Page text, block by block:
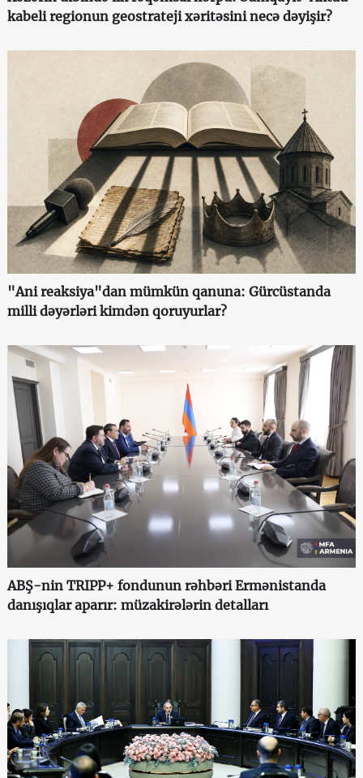
kabeli regionun geostrateji xəritəsini necə dəyişir?
"Ani reaksiya"dan mümkün qanuna: Gürcüstanda
milli dəyərləri kimdən qoruyurlar?
ABŞ-nin TRIPP+ fondunun rəhbəri Ermənistanda
danışıqlar aparır: müzakirələrin detalları